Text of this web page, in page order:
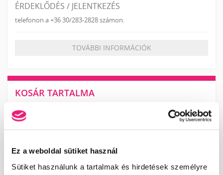
Ez a weboldal sütiket használ
Sütiket használunk a tartalmak és hirdetések személyre
ÉRDEKLŐDÉS / JELENTKEZÉS
telefonon a +36 30/283-2828 számon.
TOVÁBBI INFORMÁCIÓK
KOSÁR TARTALMA
A kosár üres.